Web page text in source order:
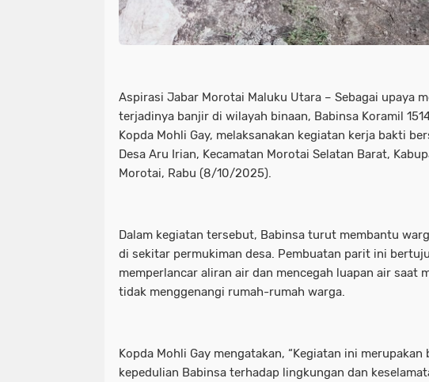
Aspirasi Jabar Morotai Maluku Utara – Sebagai upaya
terjadinya banjir di wilayah binaan, Babinsa Koramil
Kopda Mohli Gay, melaksanakan kegiatan kerja bakti
Desa Aru Irian, Kecamatan Morotai Selatan Barat,
Morotai, Rabu (8/10/2025).
Dalam kegiatan tersebut, Babinsa turut membantu
di sekitar permukiman desa. Pembuatan parit ini
memperlancar aliran air dan mencegah luapan air saat
tidak menggenangi rumah-rumah warga.
Kopda Mohli Gay mengatakan, “Kegiatan ini merupakan
kepedulian Babinsa terhadap lingkungan dan